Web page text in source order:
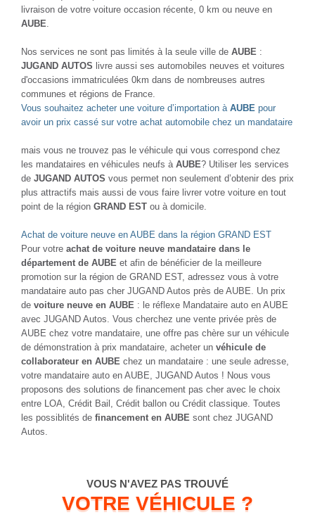
livraison de votre voiture occasion récente, 0 km ou neuve en
AUBE
Nos services ne sont pas limités à la seule ville de AUBE :
JUGAND AUTOS livre aussi ses automobiles neuves et voitures
d'occasions immatriculées 0km dans de nombreuses autres
communes et régions de France.
Vous souhaitez acheter une voiture d’importation à AUBE pour
avoir un prix cassé sur votre achat automobile chez un mandataire
mais vous ne trouvez pas le véhicule qui vous correspond chez
les mandataires en véhicules neufs à AUBE? Utiliser les services
de JUGAND AUTOS vous permet non seulement d’obtenir des prix
plus attractifs mais aussi de vous faire livrer votre voiture en tout
point de la région GRAND EST ou à domicile.
Achat de voiture neuve en AUBE dans la région GRAND EST
Pour votre achat de voiture neuve mandataire dans le
département de AUBE et afin de bénéficier de la meilleure
promotion sur la région de GRAND EST, adressez vous à votre
mandataire auto pas cher JUGAND Autos près de AUBE. Un prix
de voiture neuve en AUBE : le réflexe Mandataire auto en AUBE
avec JUGAND Autos. Vous cherchez une vente privée près de
AUBE chez votre mandataire, une offre pas chère sur un véhicule
de démonstration à prix mandataire, acheter un véhicule de
collaborateur en AUBE chez un mandataire : une seule adresse,
votre mandataire auto en AUBE, JUGAND Autos ! Nous vous
proposons des solutions de financement pas cher avec le choix
entre LOA, Crédit Bail, Crédit ballon ou Crédit classique. Toutes
les possiblités de financement en AUBE sont chez JUGAND
Autos.
VOUS N'AVEZ PAS TROUVÉ
VOTRE VÉHICULE ?